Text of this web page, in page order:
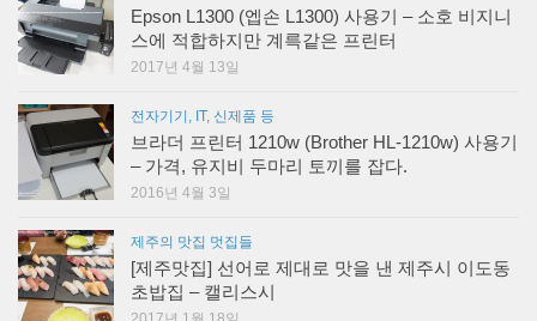
Epson L1300 (엡손 L1300) 사용기 – 소호 비지니
스에 적합하지만 계륵같은 프린터
2017년 4월 13일
전자기기, IT, 신제품 등
브라더 프린터 1210w (Brother HL-1210w) 사용기
– 가격, 유지비 두마리 토끼를 잡다.
2016년 4월 3일
제주의 맛집 멋집들
[제주맛집] 선어로 제대로 맛을 낸 제주시 이도동
초밥집 – 캘리스시